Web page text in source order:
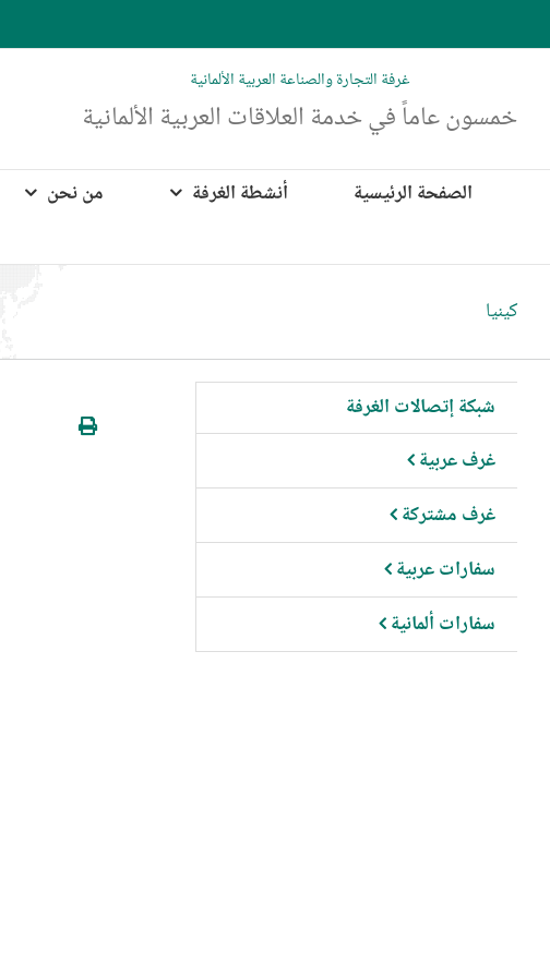
to
غرفة التجارة والصناعة العربية الألمانية
خمسون عاماً في خدمة العلاقات العربية الألمانية
الصفحة الرئيسية أنشطة الغرفة من نحن
كينيا
شبكة إتصالات الغرفة
غرف عربية
غرف مشتركة
سفارات عربية
سفارات ألمانية